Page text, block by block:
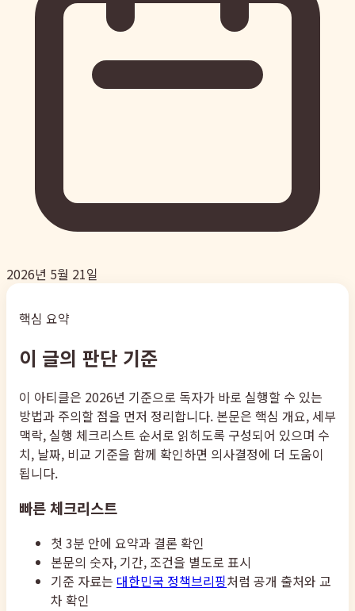
2026년 5월 21일
핵심 요약
이 글의 판단 기준
이 아티클은 2026년 기준으로 독자가 바로 실행할 수 있는
방법과 주의할 점을 먼저 정리합니다. 본문은 핵심 개요, 세부
맥락, 실행 체크리스트 순서로 읽히도록 구성되어 있으며 수
치, 날짜, 비교 기준을 함께 확인하면 의사결정에 더 도움이
됩니다.
빠른 체크리스트
첫 3분 안에 요약과 결론 확인
본문의 숫자, 기간, 조건을 별도로 표시
기준 자료는 대한민국 정책브리핑처럼 공개 출처와 교
차 확인